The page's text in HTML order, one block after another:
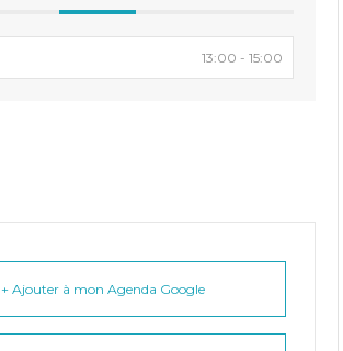
13:00 - 15:00
+ Ajouter à mon Agenda Google